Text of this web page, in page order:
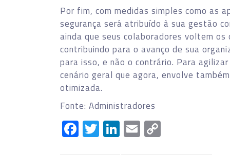
Por fim, com medidas simples como as
segurança será atribuído à sua gestão
ainda que seus colaboradores voltem
contribuindo para o avanço de sua
para isso, e não o contrário. Para
cenário geral que agora, envolve
otimizada.
Fonte: Administradores
Facebook
Twitter
LinkedIn
Email